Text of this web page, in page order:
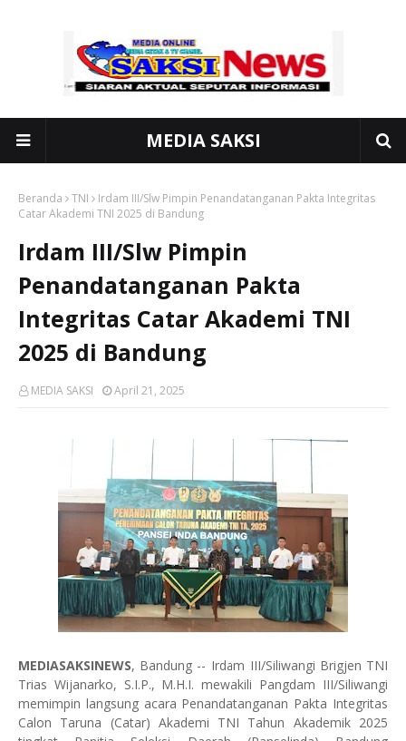
MEDIA SAKSI
Beranda TNI
Irdam III/Slw Pimpin Penandatanganan Pakta Integritas
Catar Akademi TNI 2025 di Bandung
Irdam III/Slw Pimpin
Penandatanganan Pakta
Integritas Catar Akademi TNI
2025 di Bandung
MEDIA SAKSI April 21, 2025
MEDIASAKSINEWS, Bandung -- Irdam III/Siliwangi Brigjen TNI
Trias Wijanarko, S.I.P., M.H.I. mewakili Pangdam III/Siliwangi
memimpin langsung acara Penandatanganan Pakta Integritas
Calon Taruna (Catar) Akademi TNI Tahun Akademik 2025